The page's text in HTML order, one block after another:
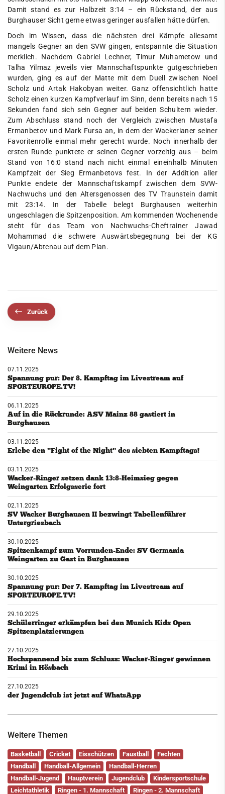
Damit stand es zur Halbzeit 3:14 – ein Rückstand, der aus
Burghauser Sicht gerne etwas geringer ausfallen hätte dürfen.
Doch im Wissen, dass die nächsten drei Kämpfe allesamt
mangels Gegner an den SVW gingen, entspannte die Situation
merklich. Nachdem Gabriel Lechner, Timur Muhametow und
Talha Yilmaz jeweils vier Mannschaftspunkte gutgeschrieben
wurden, ging es auf der Matte mit dem Duell zwischen Noel
Scholz und Artak Hakobyan weiter. Ganz offensichtlich hatte
Scholz einen kurzen Kampfverlauf im Sinn, denn bereits nach 15
Sekunden fand sich sein Gegner auf beiden Schultern wieder.
Zum Abschluss stand noch der Vergleich zwischen Mustafa
Ermanbetov und Mark Fursa an, in dem der Wackerianer seiner
Favoritenrolle einmal mehr gerecht wurde. Noch innerhalb der
ersten Runde punktete er seinen Gegner vorzeitig aus – beim
Stand von 16:0 stand nach nicht einmal eineinhalb Minuten
Kampfzeit der Sieg Ermanbetovs fest. In der Addition aller
Punkte endete der Mannschaftskampf zwischen dem SVW-
Nachwuchs und den Altersgenossen des TV Traunstein damit
mit 23:14. In der Tabelle belegt Burghausen weiterhin
ungeschlagen die Spitzenposition. Am kommenden Wochenende
steht für das Team von Nachwuchs-Cheftrainer Jawad
Mohammad die schwere Auswärtsbegegnung bei der KG
Vigaun/Abtenau auf dem Plan.
Zurück
Weitere News
07.11.2025
Spannung pur: Der 8. Kampftag im Livestream auf
SPORTEUROPE.TV!
06.11.2025
Auf in die Rückrunde: ASV Mainz 88 gastiert in
Burghausen
03.11.2025
Erlebe den "Fight of the Night" des siebten Kampftags!
03.11.2025
Wacker-Ringer setzen dank 13:8-Heimsieg gegen
Weingarten Erfolgsserie fort
02.11.2025
SV Wacker Burghausen II bezwingt Tabellenführer
Untergriesbach
30.10.2025
Spitzenkampf zum Vorrunden-Ende: SV Germania
Weingarten zu Gast in Burghausen
30.10.2025
Spannung pur: Der 7. Kampftag im Livestream auf
SPORTEUROPE.TV!
29.10.2025
Schülerringer erkämpfen bei den Munich Kids Open
Spitzenplatzierungen
27.10.2025
Hochspannend bis zum Schluss: Wacker-Ringer gewinnen
Krimi in Hösbach
27.10.2025
der Jugendclub ist jetzt auf WhatsApp
Weitere Themen
Basketball Cricket Eisschützen Faustball
Fechten
Handball
Handball-Allgemein
Handball-Herren
Handball-Jugend
Hauptverein Jugendclub
Kindersportschule
Leichtathletik
Ringen - 1. Mannschaft Ringen - 2. Mannschaft